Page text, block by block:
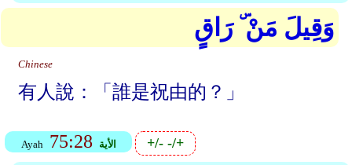
وَقِيلَ مَنْ ۜ رَاقٍ
Chinese
有人說：「誰是祝由的？」
Ayah 75:28 الأية +/--/+